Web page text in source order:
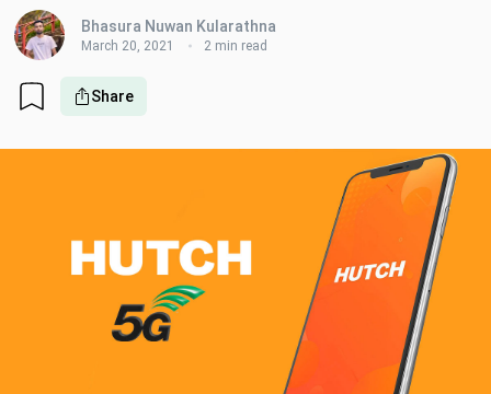
Bhasura Nuwan Kularathna
March 20, 2021 2 min read
Share